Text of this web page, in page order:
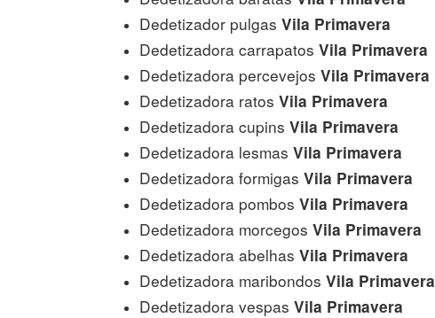
Dedetizador pulgas Vila Primavera
Dedetizadora carrapatos Vila Primavera
Dedetizadora percevejos Vila Primavera
Dedetizadora ratos Vila Primavera
Dedetizadora cupins Vila Primavera
Dedetizadora lesmas Vila Primavera
Dedetizadora formigas Vila Primavera
Dedetizadora pombos Vila Primavera
Dedetizadora morcegos Vila Primavera
Dedetizadora abelhas Vila Primavera
Dedetizadora maribondos Vila Primavera
Dedetizadora vespas Vila Primavera